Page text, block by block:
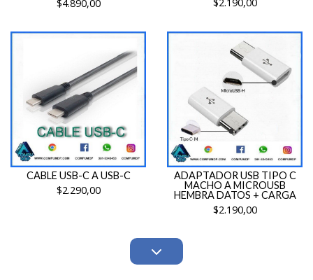
$4.890,00
CABLE USB-C A USB-C
$2.290,00
ADAPTADOR USB TIPO C
MACHO A MICROUSB
HEMBRA DATOS + CARGA
$2.190,00